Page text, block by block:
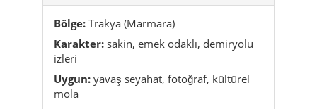
Bölge: Trakya (Marmara)
Karakter: sakin, emek odaklı, demiryolu
izleri
Uygun: yavaş seyahat, fotoğraf, kültürel
mola